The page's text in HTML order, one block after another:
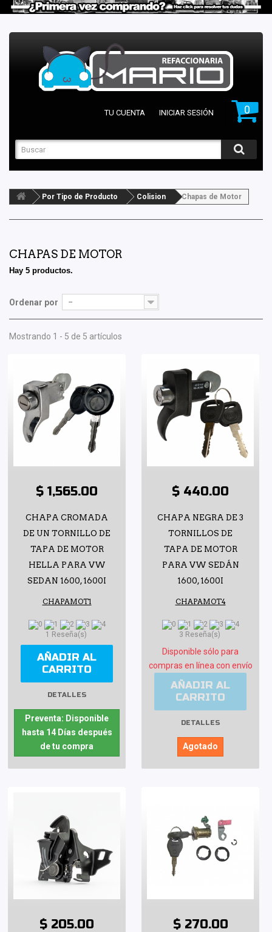
0
TU CUENTA INICIAR SESIÓN
Por Tipo de Producto Colision Chapas de Motor
CHAPAS DE MOTOR
Hay 5 productos.
Ordenar por --
Mostrando 1 - 5 de 5 artículos
$ 1,565.00
CHAPA CROMADA
DE UN TORNILLO DE
TAPA DE MOTOR
HELLA PARA VW
SEDAN 1600, 1600I
CHAPAMOT1
1 Reseña(s)
AÑADIR AL
CARRITO
DETALLES
Preventa: Disponible
hasta 14 Días después
de tu compra
$ 440.00
CHAPA NEGRA DE 3
TORNILLOS DE
TAPA DE MOTOR
PARA VW SEDÁN
1600, 1600I
CHAPAMOT4
3 Reseña(s)
Disponible sólo para
compras en línea con envío
AÑADIR AL
CARRITO
DETALLES
Agotado
$ 205.00 $ 270.00